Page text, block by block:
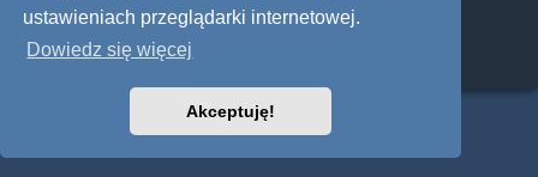
ustawieniach przeglądarki internetowej.
Dowiedz się więcej
Akceptuję!
Polski pakiet językowy dostarczaphpBB.pl
Style: Multi Design by Joyce&Luna
phpBB
Zasady ochrony danych osobowych